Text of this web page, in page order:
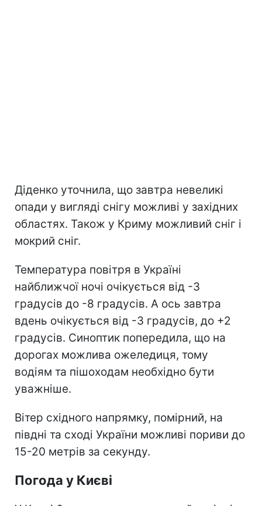
Діденко уточнила, що завтра невеликі
опади у вигляді снігу можливі у західних
областях. Також у Криму можливий сніг і
мокрий сніг.
Температура повітря в Україні
найближчої ночі очікується від -3
градусів до -8 градусів. А ось завтра
вдень очікується від -3 градусів, до +2
градусів. Синоптик попередила, що на
дорогах можлива ожеледиця, тому
водіям та пішоходам необхідно бути
уважніше.
Вітер східного напрямку, помірний, на
півдні та сході України можливі пориви до
15-20 метрів за секунду.
Погода у Києві